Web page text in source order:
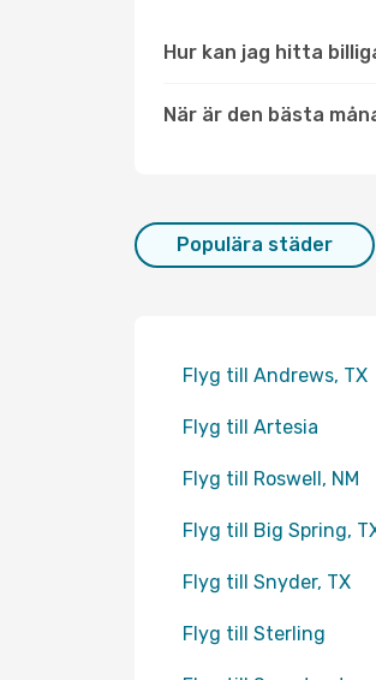
Hur kan jag hitta
När är den bästa
Populära städer
Flyg till Andrews, TX
Flyg till Artesia
Flyg till Roswell, NM
Flyg till Big Spring,
Flyg till Snyder, TX
Flyg till Sterling